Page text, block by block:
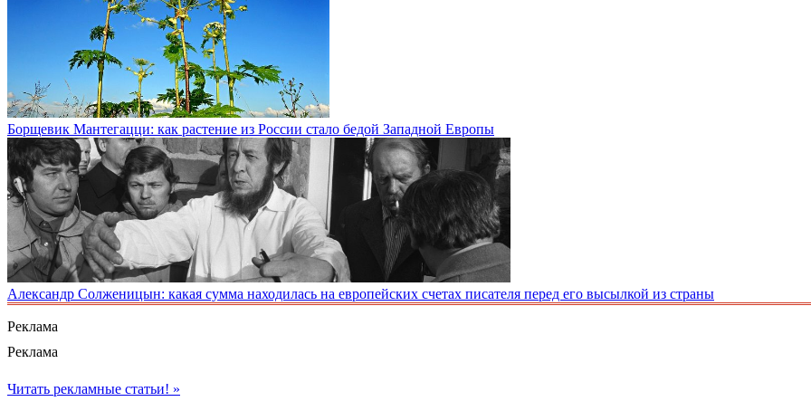
Борщевик Мантегацци: как растение из России стало бедой Западной Европы
Александр Солженицын: какая сумма находилась на европейских счетах писателя перед его высылкой из страны
Реклама
Реклама
Читать рекламные статьи! »